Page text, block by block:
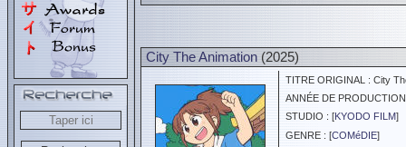
City The Animation (2025)
TITRE ORIGINAL : City
ANNÉE DE
STUDIO : [KYODO FILM]
GENRE : [COMéDIE]